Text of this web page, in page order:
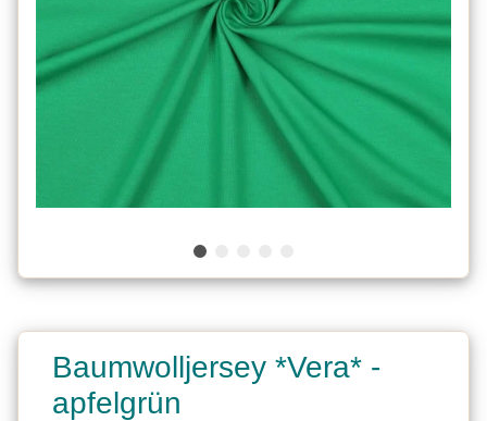
Baumwolljersey *Vera* -
apfelgrün